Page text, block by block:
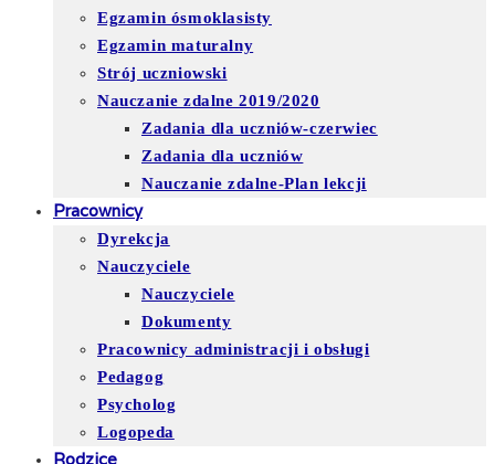
Egzamin ósmoklasisty
Egzamin maturalny
Strój uczniowski
Nauczanie zdalne 2019/2020
Zadania dla uczniów-czerwiec
Zadania dla uczniów
Nauczanie zdalne-Plan lekcji
Pracownicy
Dyrekcja
Nauczyciele
Nauczyciele
Dokumenty
Pracownicy administracji i obsługi
Pedagog
Psycholog
Logopeda
Rodzice